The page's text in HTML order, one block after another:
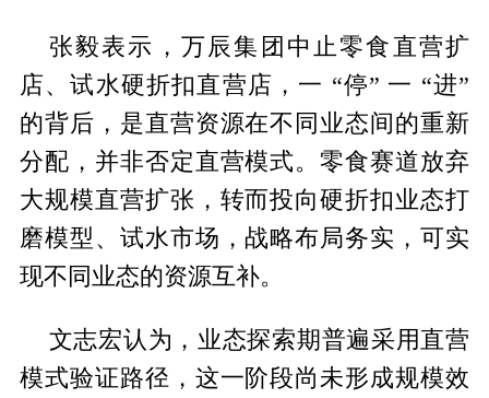
张毅表示，万辰集团中止零食直营扩
店、试水硬折扣直营店，一 “停” 一 “进”
的背后，是直营资源在不同业态间的重新
分配，并非否定直营模式。零食赛道放弃
大规模直营扩张，转而投向硬折扣业态打
磨模型、试水市场，战略布局务实，可实
现不同业态的资源互补。
文志宏认为，业态探索期普遍采用直营
模式验证路径，这一阶段尚未形成规模效